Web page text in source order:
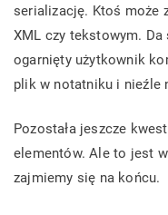
serializację. Ktoś może
XML czy tekstowym. Da
ogarnięty użytkownik
plik w notatniku i nieźle
Pozostała jeszcze
elementów. Ale to jest
zajmiemy się na końcu.